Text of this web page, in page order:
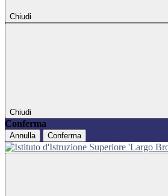
Chiudi
Chiudi
Conferma
Annulla Conferma